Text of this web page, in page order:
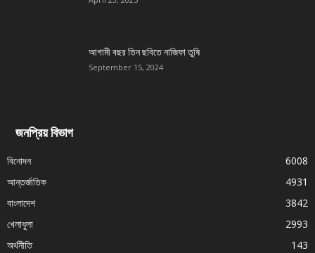
আগামী বছর তিন ছবিতে নাজিফা তুষি
September 15, 2024
জনপ্রিয় বিভাগ
বিনোদন
6008
আন্তর্জাতিক
4931
বাংলাদেশ
3842
খেলাধুলা
2993
অর্থনীতি
143